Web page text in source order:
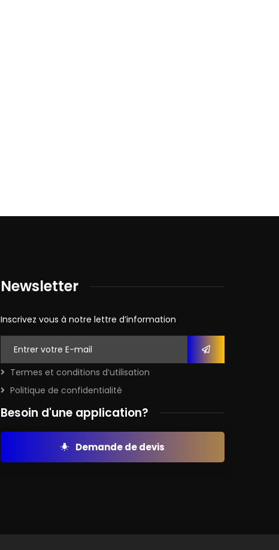
Newsletter
Inscrivez vous à notre lettre d’information
Termes et conditions d’utilisation
Politique de confidentialité
Besoin d'une application?
Demande de devis